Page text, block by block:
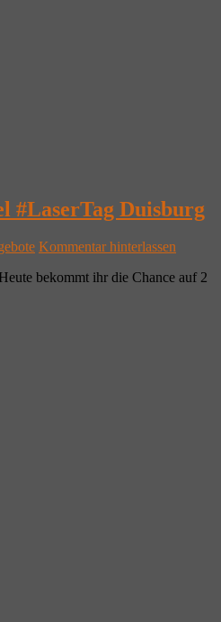
#LaserTag Duisburg
Kommentar hinterlassen
bekommt ihr die Chance auf 2